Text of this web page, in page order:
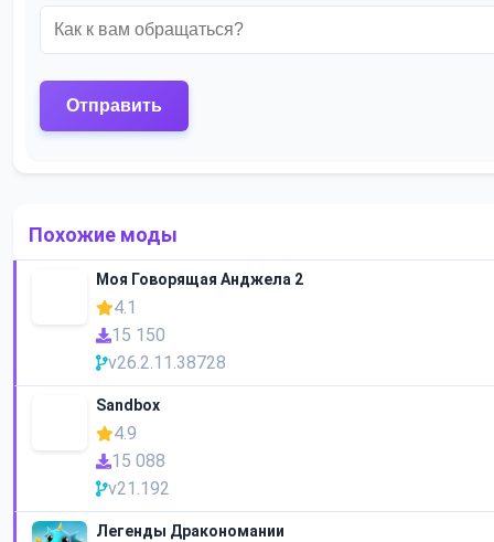
Похожие моды
Моя Говорящая Анджела 2
4.1
15 150
v26.2.11.38728
Sandbox
4.9
15 088
v21.192
Легенды Дракономании